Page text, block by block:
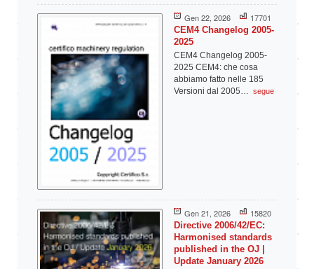
Gen 22, 2026 17701
CEM4 Changelog 2005-
2025
CEM4 Changelog 2005-
2025 CEM4: che cosa
abbiamo fatto nelle 185
Versioni dal 2005… segue
Gen 21, 2026 15820
Directive 2006/42/EC:
Harmonised standards
published in the OJ |
Update January 2026